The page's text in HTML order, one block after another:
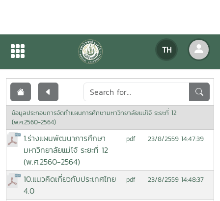
TH
เอกสารเผยแพร่
ข้อมูลประกอบการจัดทำแผนการศึกษามหาวิทยาลัยแม่โจ้ ระยะที่ 12
(พ.ศ.2560-2564)
1.ร่างแผนพัฒนาการศึกษา
มหาวิทยาลัยแม่โจ้ ระยะที่ 12
(พ.ศ.2560-2564)
pdf 23/8/2559 14:47:39
10.แนวคิดเกี่ยวกับประเทศไทย
4.0
pdf 23/8/2559 14:48:37